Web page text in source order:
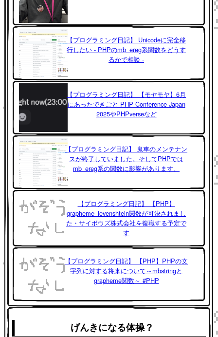
【プログラミング日記】 Unicodeに完全移
行したい - PHPのmb_ereg系関数をどうす
るかで相談 -
【プログラミング日記】 【モヤモヤ】6月
にあったできごと PHP Conference Japan
2025やPHPverseなど
【プログラミング日記】 鬼車のメンテナン
スが終了していました。そしてPHPでは
mb_ereg系の関数に影響があります。
【プログラミング日記】 【PHP】
grapheme_levenshtein関数が可決されまし
た・サイボウズ株式会社を復職する予定で
す
【プログラミング日記】 【PHP】PHPの文
字列に対する将来について～mbstringと
grapheme関数～ #PHP
げんきになる体操？